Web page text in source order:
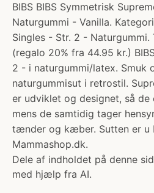
BIBS BIBS Symmetrisk
Naturgummi - Vanilla.
Singles - Str. 2 - Naturgummi.
(regalo 20% fra 44.95 kr.)
2 - i naturgummi/latex. Smuk
naturgummisut i retrostil.
er udviklet og designet, så
mens de samtidig tager
tænder og kæber. Sutten er u
Mammashop.dk.
Dele af indholdet på denne
med hjælp fra AI.